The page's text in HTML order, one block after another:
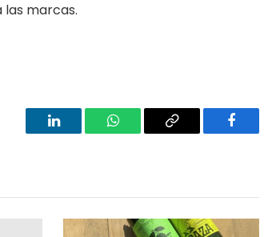
marcas.
LinkedIn WhatsAppCopy
Facebook